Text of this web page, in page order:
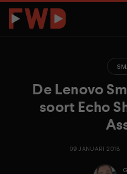
De Lenovo
soort Echo
09 JANUARI 2018